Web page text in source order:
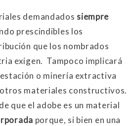
demandados siempre
prescindibles los
que los nombrados
exigen. Tampoco implicará
o minería extractiva
otros materiales constructivos.
que el adobe es un material
porque, si bien en una